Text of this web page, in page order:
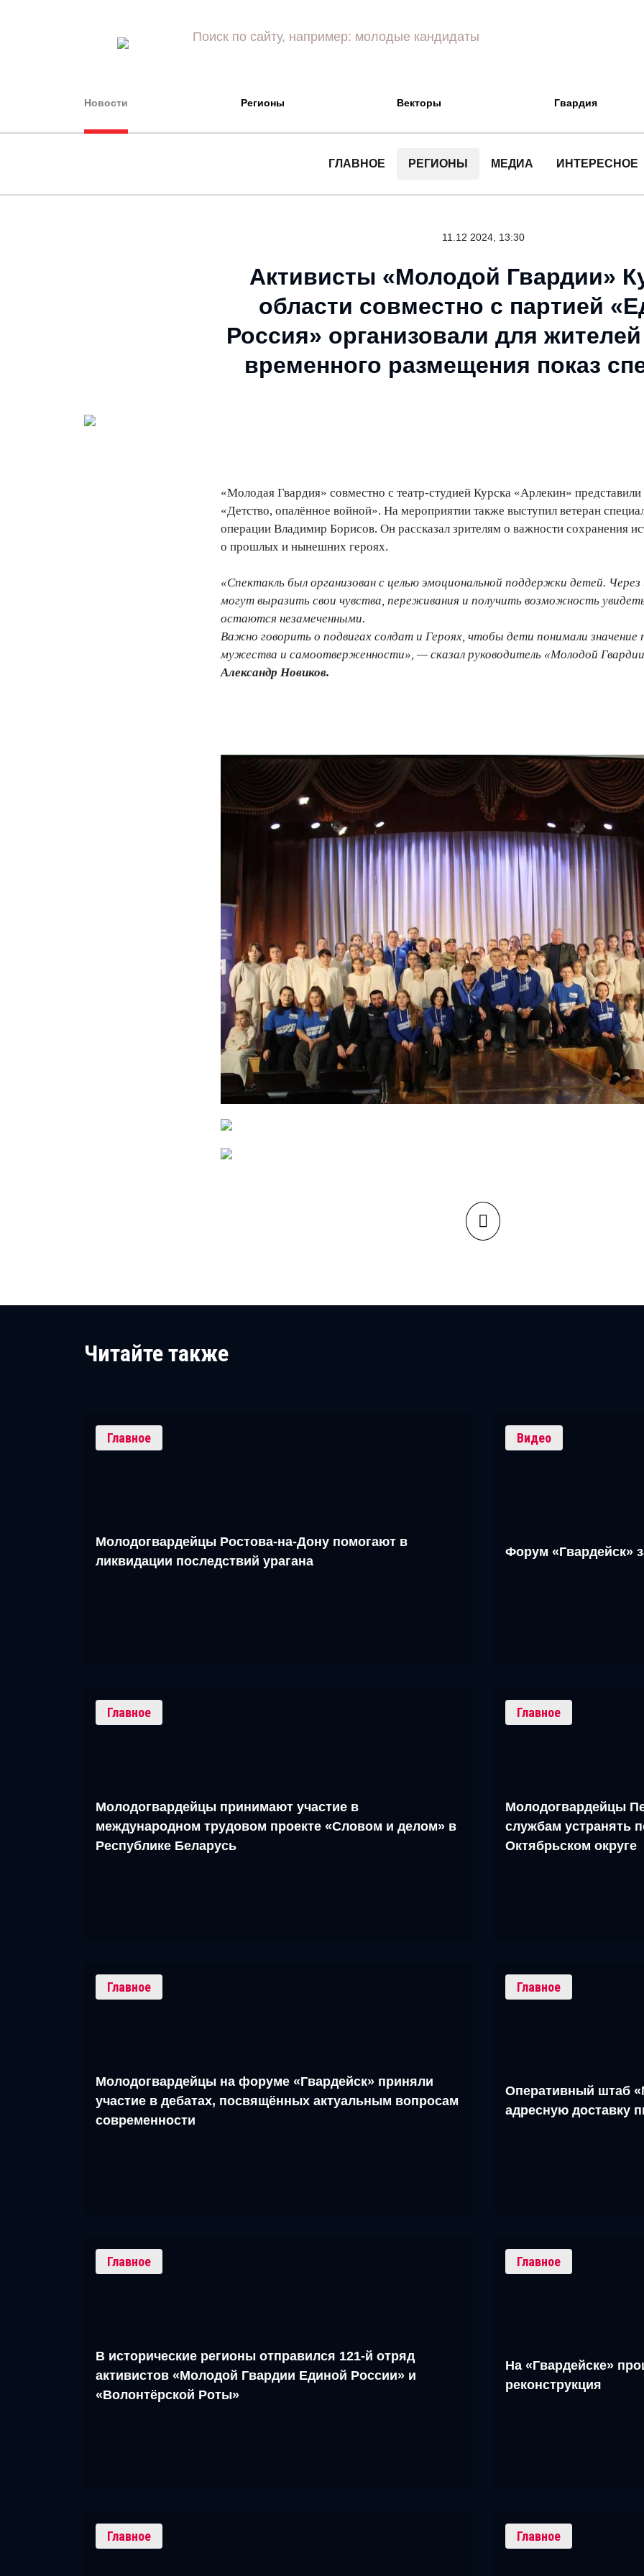
Новости Регионы Векторы Гвардия
ГЛАВНОЕ РЕГИОНЫ МЕДИА ИНТЕРЕСНОЕ
11.12 2024, 13:30
Активисты «Молодой Гвардии»
области совместно с партией
Россия» организовали для
временного размещения показ
«Молодая Гвардия» совместно с театр-студией Курска «Арлекин» представили
«Детство, опалённое войной». На мероприятии также выступил ветеран
операции Владимир Борисов. Он рассказал зрителям о важности сохранения
о прошлых и нынешних героях.
«Спектакль был организован с целью эмоциональной поддержки детей. Через
могут выразить свои чувства, переживания и получить возможность
остаются незамеченными.
Важно говорить о подвигах солдат и Героях, чтобы дети понимали
мужества и самоотверженности», — сказал руководитель «Молодой
Александр Новиков.
Читайте также
Главное
Молодогвардейцы Ростова-на-Дону помогают в
ликвидации последствий урагана
Видео
Форум «Гвардейск»
Главное
Молодогвардейцы принимают участие в
международном трудовом проекте «Словом и делом» в
Республике Беларусь
Главное
Молодогвардейцы
службам устранять
Октябрьском округе
Главное
Молодогвардейцы на форуме «Гвардейск» приняли
участие в дебатах, посвящённых актуальным вопросам
современности
Главное
Оперативный штаб
адресную доставку
Главное
В исторические регионы отправился 121-й отряд
активистов «Молодой Гвардии Единой России» и
«Волонтёрской Роты»
Главное
На «Гвардейске»
реконструкция
Главное Главное